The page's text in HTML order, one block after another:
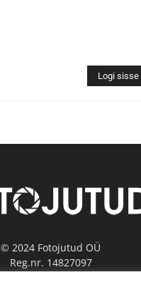
Logi sisse
© 2024 Fotojutud OÜ
Reg.nr. 14827097